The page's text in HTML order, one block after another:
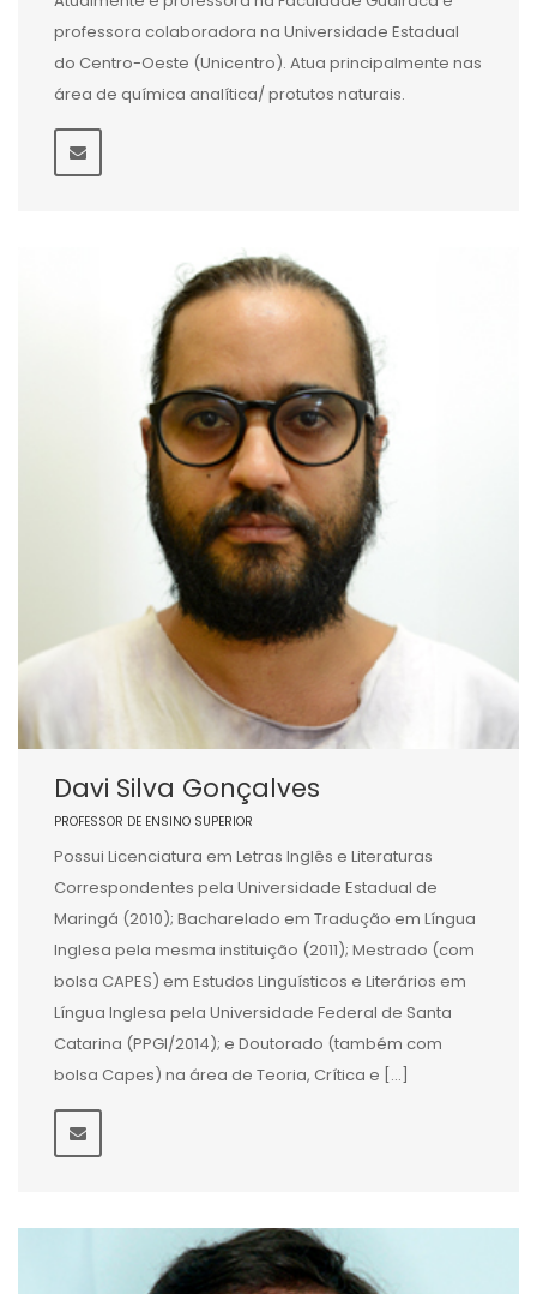
professora colaboradora na Universidade Estadual
do Centro-Oeste (Unicentro). Atua principalmente nas
área de química analítica/ protutos naturais.
Davi Silva Gonçalves
PROFESSOR DE ENSINO SUPERIOR
Possui Licenciatura em Letras Inglês e Literaturas
Correspondentes pela Universidade Estadual de
Maringá (2010); Bacharelado em Tradução em Língua
Inglesa pela mesma instituição (2011); Mestrado (com
bolsa CAPES) em Estudos Linguísticos e Literários em
Língua Inglesa pela Universidade Federal de Santa
Catarina (PPGI/2014); e Doutorado (também com
bolsa Capes) na área de Teoria, Crítica e […]